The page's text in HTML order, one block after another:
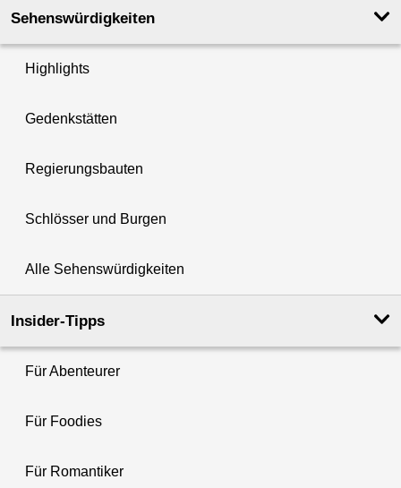
Sehenswürdigkeiten
Highlights
Gedenkstätten
Regierungsbauten
Schlösser und Burgen
Alle Sehenswürdigkeiten
Insider-Tipps
Für Abenteurer
Für Foodies
Für Romantiker